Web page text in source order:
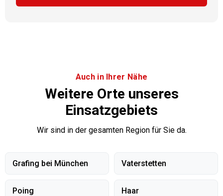
Auch in Ihrer Nähe
Weitere Orte unseres
Einsatzgebiets
Wir sind in der gesamten Region für Sie da.
Grafing bei München Vaterstetten
Poing Haar